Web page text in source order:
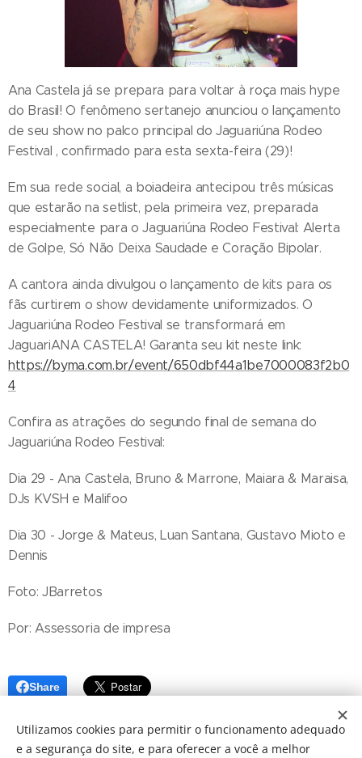
Ana Castela já se prepara para voltar à roça mais hype
do Brasil! O fenômeno sertanejo anunciou o lançamento
de seu show no palco principal do Jaguariúna Rodeo
Festival , confirmado para esta sexta-feira (29)!
Em sua rede social, a boiadeira antecipou três músicas
que estarão na setlist, pela primeira vez, preparada
especialmente para o Jaguariúna Rodeo Festival: Alerta
de Golpe, Só Não Deixa Saudade e Coração Bipolar.
A cantora ainda divulgou o lançamento de kits para os
fãs curtirem o show devidamente uniformizados. O
Jaguariúna Rodeo Festival se transformará em
JaguariANA CASTELA! Garanta seu kit neste link:
https://byma.com.br/event/650dbf44a1be7000083f2b0
4
Confira as atrações do segundo final de semana do
Jaguariúna Rodeo Festival:
Dia 29 - Ana Castela, Bruno & Marrone, Maiara & Maraisa,
DJs KVSH e Malifoo
Dia 30 - Jorge & Mateus, Luan Santana, Gustavo Mioto e
Dennis
Foto: JBarretos
Por: Assessoria de impresa
Share
Utilizamos cookies para permitir o funcionamento adequado
e a segurança do site, e para oferecer a você a melhor